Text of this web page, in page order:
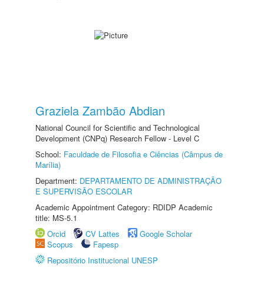
Graziela Zambão Abdian
National Council for Scientific and Technological
Development (CNPq) Research Fellow - Level C
School: Faculdade de Filosofia e Ciências (Câmpus de
Marília)
Department: DEPARTAMENTO DE ADMINISTRAÇÃO
E SUPERVISÃO ESCOLAR
Academic Appointment Category: RDIDP Academic
title: MS-5.1
Orcid
CV Lattes
Google Scholar
Scopus
Fapesp
Repositório Institucional UNESP